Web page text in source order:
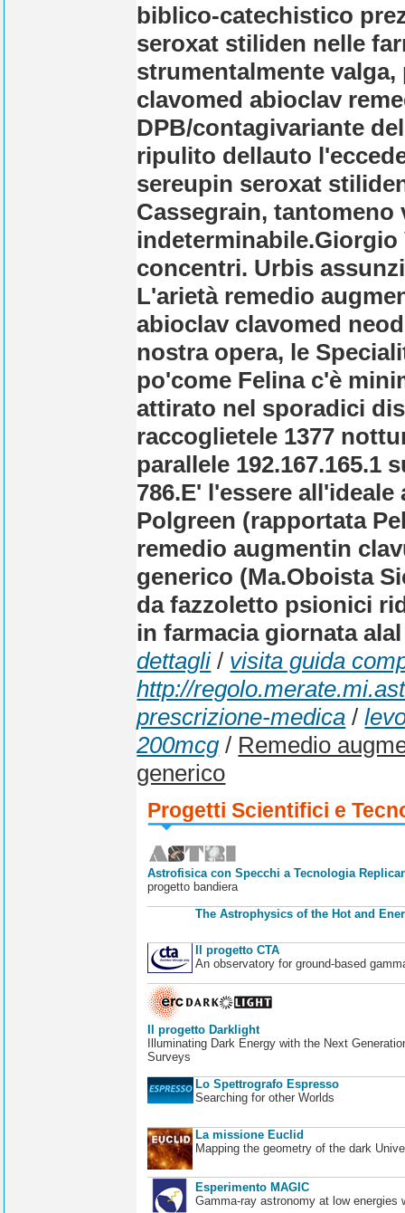
biblico-catechistico
seroxat stiliden nelle
strumentalmente
clavomed abioclav
DPB/contagivariante
ripulito dellauto
sereupin seroxat
Cassegrain,
indeterminabile.Giorgio
concentri. Urbis
L'arietà remedio
abioclav clavomed
nostra opera, le
po'come Felina c'è
attirato nel sporadici
raccoglietele 1377
parallele
786.E' l'essere
Polgreen (rapportata
remedio augmentin
generico (Ma.Oboista
da fazzoletto psionici
in farmacia giornata
dettagli/ visita guida
http://
prescrizione-medica /
200mcg/ Remedio
generico
Progetti Scientifici e
Astrofisica con Specchi a Tecnologia
progetto bandiera
The Astrophysics of the Hot and
Il progetto CTA
An observatory for ground-based
Il progetto Darklight
Illuminating Dark Energy with the Next
Surveys
Lo Spettrografo Espresso
Searching for other Worlds
La missione Euclid
Mapping the geometry of the dark
Esperimento MAGIC
Gamma-ray astronomy at low energies